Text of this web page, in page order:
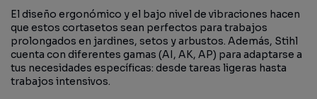
El diseño ergonómico y el bajo nivel de vibraciones hacen
que estos cortasetos sean perfectos para trabajos
prolongados en jardines, setos y arbustos. Además, Stihl
cuenta con diferentes gamas (AI, AK, AP) para adaptarse a
tus necesidades específicas: desde tareas ligeras hasta
trabajos intensivos.